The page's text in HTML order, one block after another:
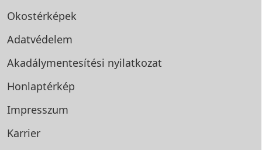
Okostérképek
Adatvédelem
Akadálymentesítési nyilatkozat
Honlaptérkép
Impresszum
Karrier